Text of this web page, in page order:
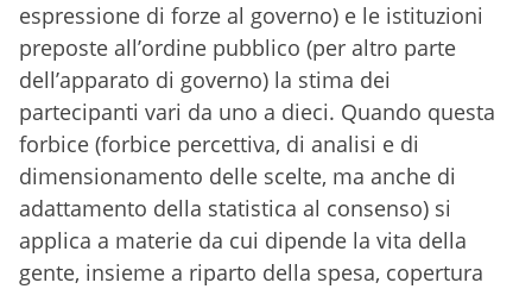
espressione di forze al governo) e le istituzioni
preposte all’ordine pubblico (per altro parte
dell’apparato di governo) la stima dei
partecipanti vari da uno a dieci. Quando questa
forbice (forbice percettiva, di analisi e di
dimensionamento delle scelte, ma anche di
adattamento della statistica al consenso) si
applica a materie da cui dipende la vita della
gente, insieme a riparto della spesa, copertura